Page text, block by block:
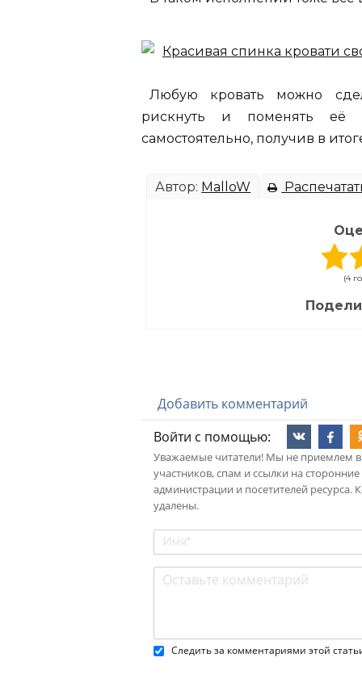
Любую кровать можно
рискнуть и поменять её
самостоятельно, получив в
Автор: MalloW
(4
Добавить комментарий
Войти с помощью:
Уважаемые читатели! Мы не приемлем
участников, спам и ссылки на
администрации и посетителей
удалены.
Следить за комментариями этой